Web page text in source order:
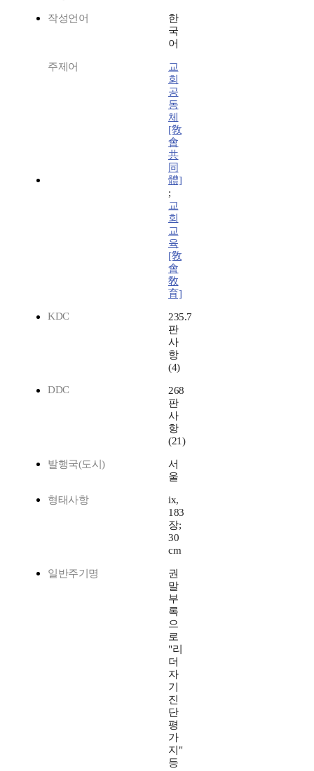
작성언어
한
국
어
주제어
교
회
공
동
체
[敎
會
共
同
體]
;
교
회
교
육
[敎
會
敎
育]
KDC
235.7
판
사
항
(4)
DDC
268
판
사
항
(21)
발행국(도시)
서
울
형태사항
ix,
183
장;
30
cm
일반주기명
권
말
부
록
으
로
"리
더
자
기
진
단
평
가
지"
등